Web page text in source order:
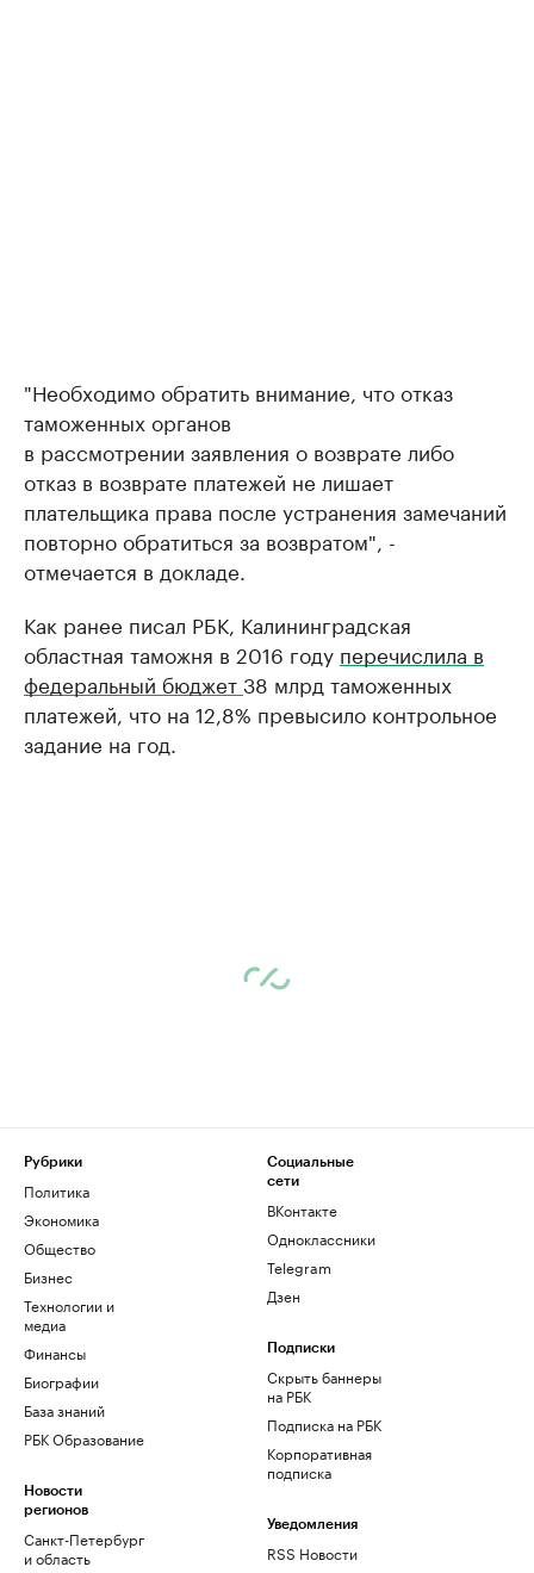
"Необходимо обратить внимание, что отказ
таможенных органов
в рассмотрении заявления о возврате либо
отказ в возврате платежей не лишает
плательщика права после устранения замечаний
повторно обратиться за возвратом", -
отмечается в докладе.
Как ранее писал РБК, Калининградская
областная таможня в 2016 году перечислила в
федеральный бюджет38 млрд таможенных
платежей, что на 12,8% превысило контрольное
задание на год.
Рубрики
Политика
Экономика
Общество
Бизнес
Технологии и
медиа
Финансы
Биографии
База знаний
РБК Образование
Новости
регионов
Санкт-Петербург
и область
Социальные
сети
ВКонтакте
Одноклассники
Telegram
Дзен
Подписки
Скрыть баннеры
на РБК
Подписка на РБК
Корпоративная
подписка
Уведомления
RSS Новости